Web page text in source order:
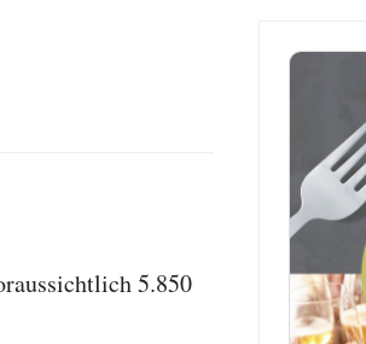
5.850